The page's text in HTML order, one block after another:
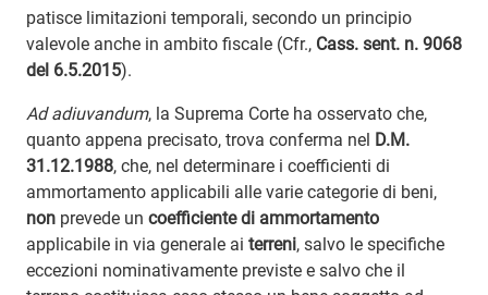
patisce limitazioni temporali, secondo un principio
valevole anche in ambito fiscale (Cfr., Cass. sent. n. 9068
del 6.5.2015).
Ad adiuvandum, la Suprema Corte ha osservato che,
quanto appena precisato, trova conferma nel D.M.
31.12.1988, che, nel determinare i coefficienti di
ammortamento applicabili alle varie categorie di beni,
non prevede un coefficiente di ammortamento
applicabile in via generale ai terreni, salvo le specifiche
eccezioni nominativamente previste e salvo che il